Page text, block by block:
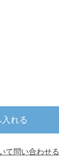
れる
て問い合わせる